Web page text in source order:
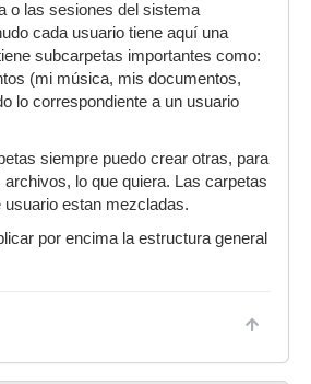
o las sesiones del sistema
cada usuario tiene aquí una
subcarpetas importantes como:
(mi música, mis documentos,
lo correspondiente a un usuario
siempre puedo crear otras, para
lo que quiera. Las carpetas
estan mezcladas.
por encima la estructura general